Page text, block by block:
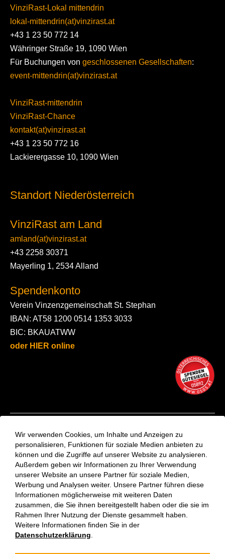
VinziRast-Lokal mittendrin
lokal-mittendrin(at)vinzirast.at
+43 1 23 50 772 14
Währinger Straße 19, 1090 Wien
Für Buchungen von geschlossenen Gesellschaften:
event-mittendrin(at)vinzirast.at
VinziRast-mittendrin
VinziRast-Chance
kontakt(at)vinzirast.at
+43 1 23 50 772 16
Lackierergasse 10, 1090 Wien
Standort Niederösterreich
VinziRast am Land
amland(at)vinzirast.at
+43 2258 30371
Mayerling 1, 2534 Alland
Spendenkonto
Verein Vinzenzgemeinschaft St. Stephan
IBAN: AT58 1200 0514 1353 3033
BIC: BKAUATWW
oder HIER online
Kontakt
Aktuelles
VinziRast-Newsletter
Impressum
Datenschutzerklärung
Wir verwenden Cookies, um Inhalte und Anzeigen zu
personalisieren, Funktionen für soziale Medien anbieten zu
können und die Zugriffe auf unserer Website zu analysieren.
Außerdem geben wir Informationen zu Ihrer Verwendung
unserer Website an unsere Partner für soziale Medien,
Werbung und Analysen weiter. Unsere Partner führen diese
Informationen möglicherweise mit weiteren Daten
zusammen, die Sie ihnen bereitgestellt haben oder die sie im
Rahmen Ihrer Nutzung der Dienste gesammelt haben.
Weitere Informationen finden Sie in der
Datenschutzerklärung